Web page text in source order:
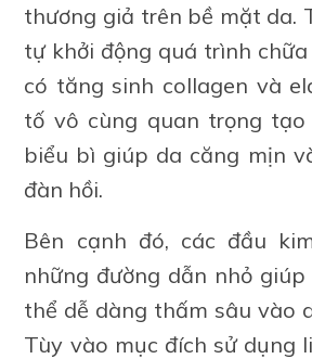
thương giả trên bề mặt da.
tự khởi động quá trình
có tăng sinh collagen và
tố vô cùng quan trọng
biểu bì giúp da căng mịn
đàn hồi.
Bên cạnh đó, các đầu
những đường dẫn nhỏ
thể dễ dàng thấm sâu vào
Tùy vào mục đích sử dụng